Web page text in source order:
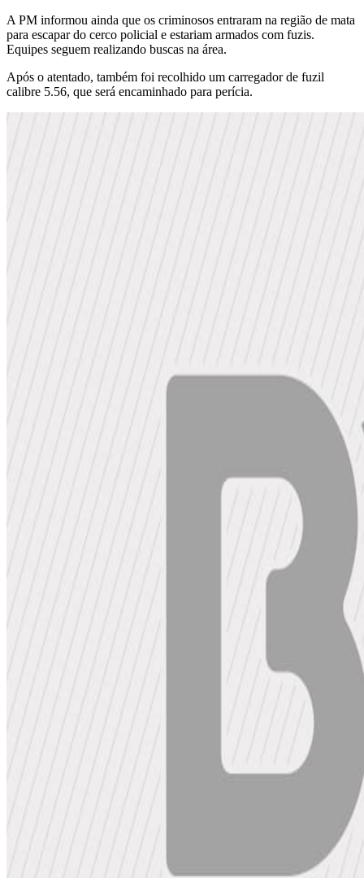
A PM informou ainda que os criminosos entraram na região de mata
para escapar do cerco policial e estariam armados com fuzis.
Equipes seguem realizando buscas na área.
Após o atentado, também foi recolhido um carregador de fuzil
calibre 5.56, que será encaminhado para perícia.